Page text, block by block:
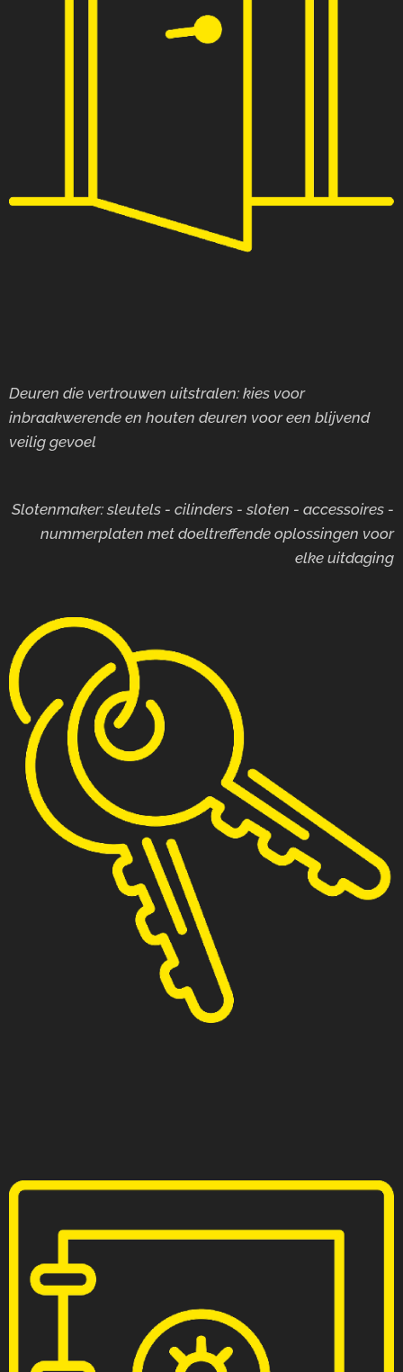
Deuren die vertrouwen uitstralen: kies voor
inbraakwerende en houten deuren vooreen blijvend
veilig gevoel
Slotenmaker: sleutels - cilinders - sloten - accessoires -
nummerplaten met doeltreffende oplossingen voor
elke uitdaging